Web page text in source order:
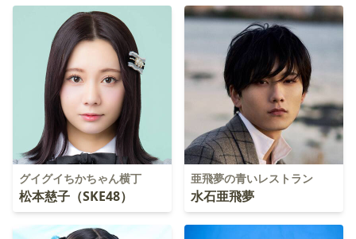
グイグイちかちゃん横丁
松本慈子（SKE48）
亜飛夢の青いレストラン
水石亜飛夢